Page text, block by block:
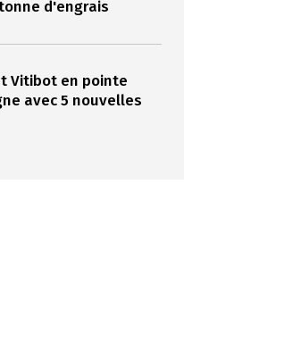
d'engrais
Vitibot en pointe
avec 5 nouvelles